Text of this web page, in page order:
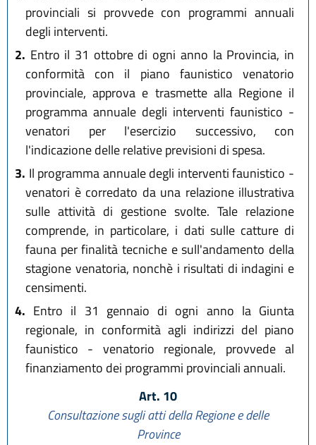
provinciali si provvede con programmi annuali
degli interventi.
2. Entro il 31 ottobre di ogni anno la Provincia, in
conformità con il piano faunistico venatorio
provinciale, approva e trasmette alla Regione il
programma annuale degli interventi faunistico -
venatori per l'esercizio successivo, con
l'indicazione delle relative previsioni di spesa.
3. Il programma annuale degli interventi faunistico -
venatori è corredato da una relazione illustrativa
sulle attività di gestione svolte. Tale relazione
comprende, in particolare, i dati sulle catture di
fauna per finalità tecniche e sull'andamento della
stagione venatoria, nonchè i risultati di indagini e
censimenti.
4. Entro il 31 gennaio di ogni anno la Giunta
regionale, in conformità agli indirizzi del piano
faunistico - venatorio regionale, provvede al
finanziamento dei programmi provinciali annuali.
Art. 10
Consultazione sugli atti della Regione e delle
Province